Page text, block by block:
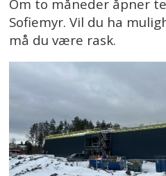
Om to måneder åpner
Sofiemyr. Vil du ha
må du være rask.